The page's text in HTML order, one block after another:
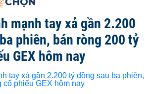
mạnh tay xả gần 2.200
phiên, bán ròng 200 tỷ
GEX hôm nay